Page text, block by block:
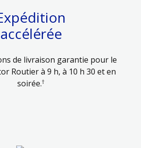
accélérée
de livraison garantie pour le
Routier à 9 h, à 10 h 30 et en
soirée.†